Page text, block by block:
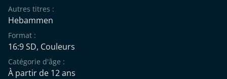
Autres titres :
Hebammen
Format :
16:9 SD, Couleurs
Catégorie d'âge :
À partir de 12 ans